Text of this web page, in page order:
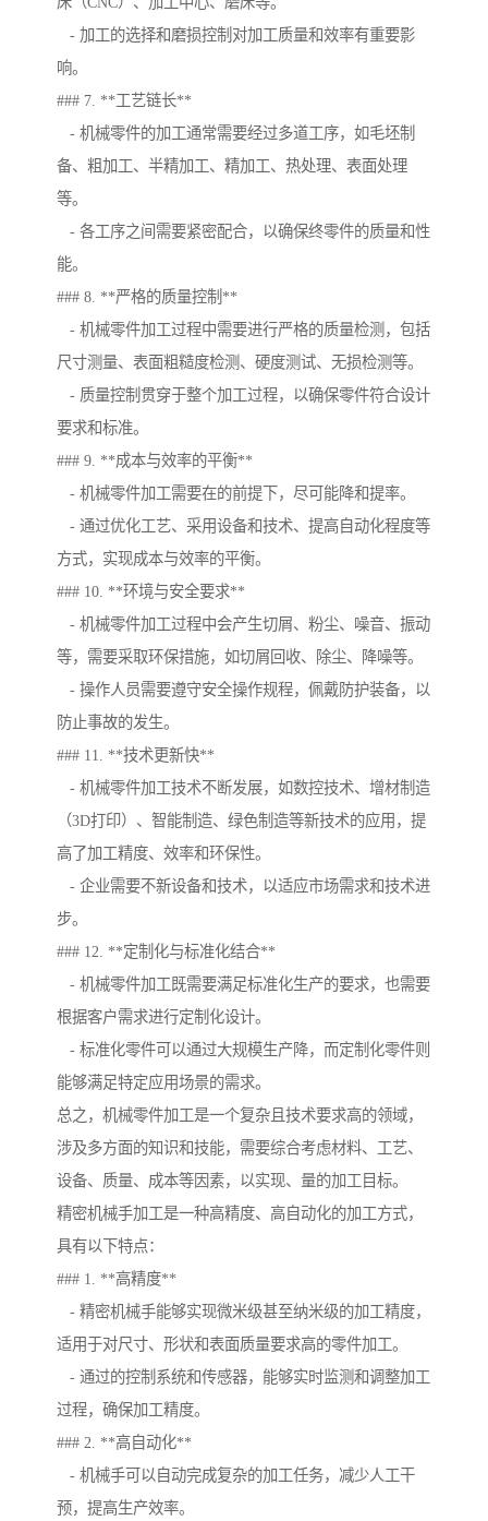
- 加工的选择和磨损控制对加工质量和效率有重要影
响。
### 7. **工艺链长**
- 机械零件的加工通常需要经过多道工序，如毛坯制
备、粗加工、半精加工、精加工、热处理、表面处理
等。
- 各工序之间需要紧密配合，以确保终零件的质量和性
能。
### 8. **严格的质量控制**
- 机械零件加工过程中需要进行严格的质量检测，包括
尺寸测量、表面粗糙度检测、硬度测试、无损检测等。
- 质量控制贯穿于整个加工过程，以确保零件符合设计
要求和标准。
### 9. **成本与效率的平衡**
- 机械零件加工需要在的前提下，尽可能降和提率。
- 通过优化工艺、采用设备和技术、提高自动化程度等
方式，实现成本与效率的平衡。
### 10. **环境与安全要求**
- 机械零件加工过程中会产生切屑、粉尘、噪音、振动
等，需要采取环保措施，如切屑回收、除尘、降噪等。
- 操作人员需要遵守安全操作规程，佩戴防护装备，以
防止事故的发生。
### 11. **技术更新快**
- 机械零件加工技术不断发展，如数控技术、增材制造
（3D打印）、智能制造、绿色制造等新技术的应用，提
高了加工精度、效率和环保性。
- 企业需要不新设备和技术，以适应市场需求和技术进
步。
### 12. **定制化与标准化结合**
- 机械零件加工既需要满足标准化生产的要求，也需要
根据客户需求进行定制化设计。
- 标准化零件可以通过大规模生产降，而定制化零件则
能够满足特定应用场景的需求。
总之，机械零件加工是一个复杂且技术要求高的领域，
涉及多方面的知识和技能，需要综合考虑材料、工艺、
设备、质量、成本等因素，以实现、量的加工目标。
精密机械手加工是一种高精度、高自动化的加工方式，
具有以下特点：
### 1. **高精度**
- 精密机械手能够实现微米级甚至纳米级的加工精度，
适用于对尺寸、形状和表面质量要求高的零件加工。
- 通过的控制系统和传感器，能够实时监测和调整加工
过程，确保加工精度。
### 2. **高自动化**
- 机械手可以自动完成复杂的加工任务，减少人工干
预，提高生产效率。